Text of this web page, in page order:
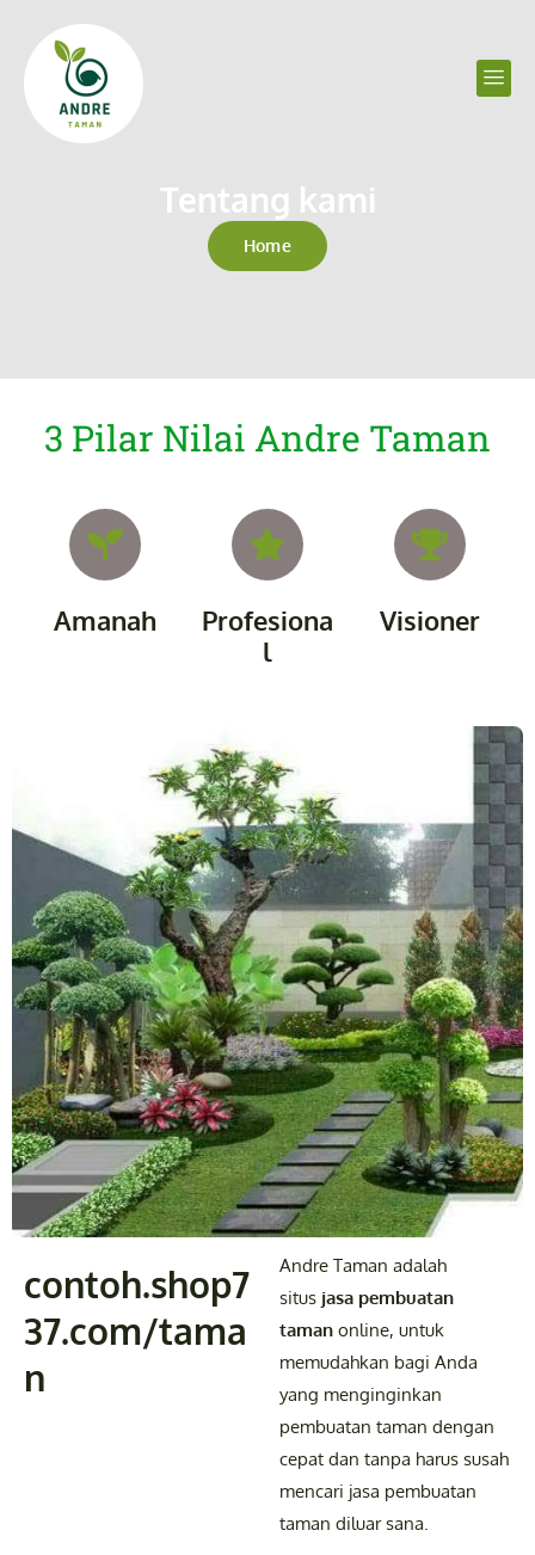
Tentang kami
Home
3 Pilar Nilai Andre Taman
Amanah
Profesiona
l
Visioner
contoh.shop7
37.com/tama
n
Andre Taman adalah
situs jasa pembuatan
taman online, untuk
memudahkan bagi Anda
yang menginginkan
pembuatan taman dengan
cepat dan tanpa harus susah
mencari jasa pembuatan
taman diluar sana.